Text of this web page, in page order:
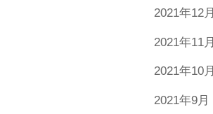
2021年12月
2021年11月
2021年10月
2021年9月